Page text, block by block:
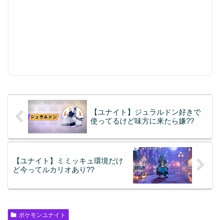
【ユナイト】ジュラルドン好きで
使ってるけど味方に来たら嫌??
【ユナイト】ミミッキュ環境だけ
ど今ってルカリオあり??
ポケモンユナイト